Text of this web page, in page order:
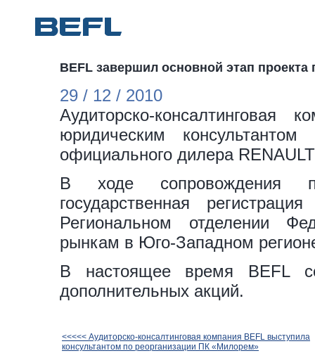
BEFL завершил основной этап
29 / 12 / 2010
Аудиторско-
юридическим
официального дилера
В ходе сопровождения
государственная
Региональном отделении
рынкам в Юго-Западном
В настоящее время BEFL
дополнительных акций.
<<<<< Аудиторско-консалтинговая компания BEFL выступила
консультантом по реорганизации ПК «Милорем»